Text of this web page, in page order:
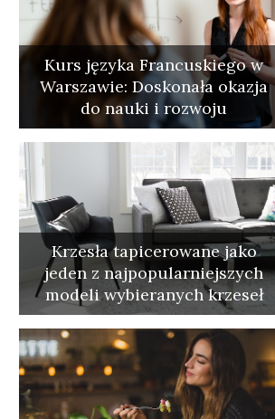
Kurs języka Francuskiego w
Warszawie: Doskonała okazja
do nauki i rozwoju
Krzesła tapicerowane jako
jeden z najpopularniejszych
modeli wybieranych krzeseł